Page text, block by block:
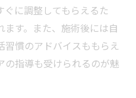
めの相談やカウンセリ
ぐに調整してもらえるた
す。また、施術後には自
慣のアドバイスももらえ
の指導も受けられるのが魅